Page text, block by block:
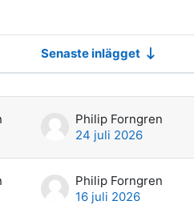
Senaste inlägget
Philip Forngren
24 juli 2026
Philip Forngren
16 juli 2026